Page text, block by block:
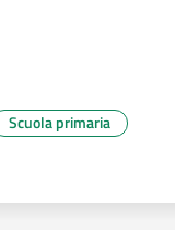
Scuola primaria